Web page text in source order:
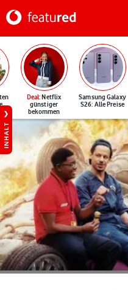
Deal: Netflix
günstiger
bekommen
Samsung Galaxy
S26: Alle Preise
INHALT